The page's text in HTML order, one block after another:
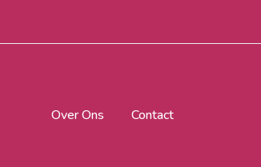
Over Ons Contact